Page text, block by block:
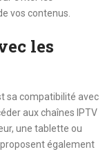
vos contenus.
les
sa compatibilité avec
aux chaînes IPTV
une tablette ou
également